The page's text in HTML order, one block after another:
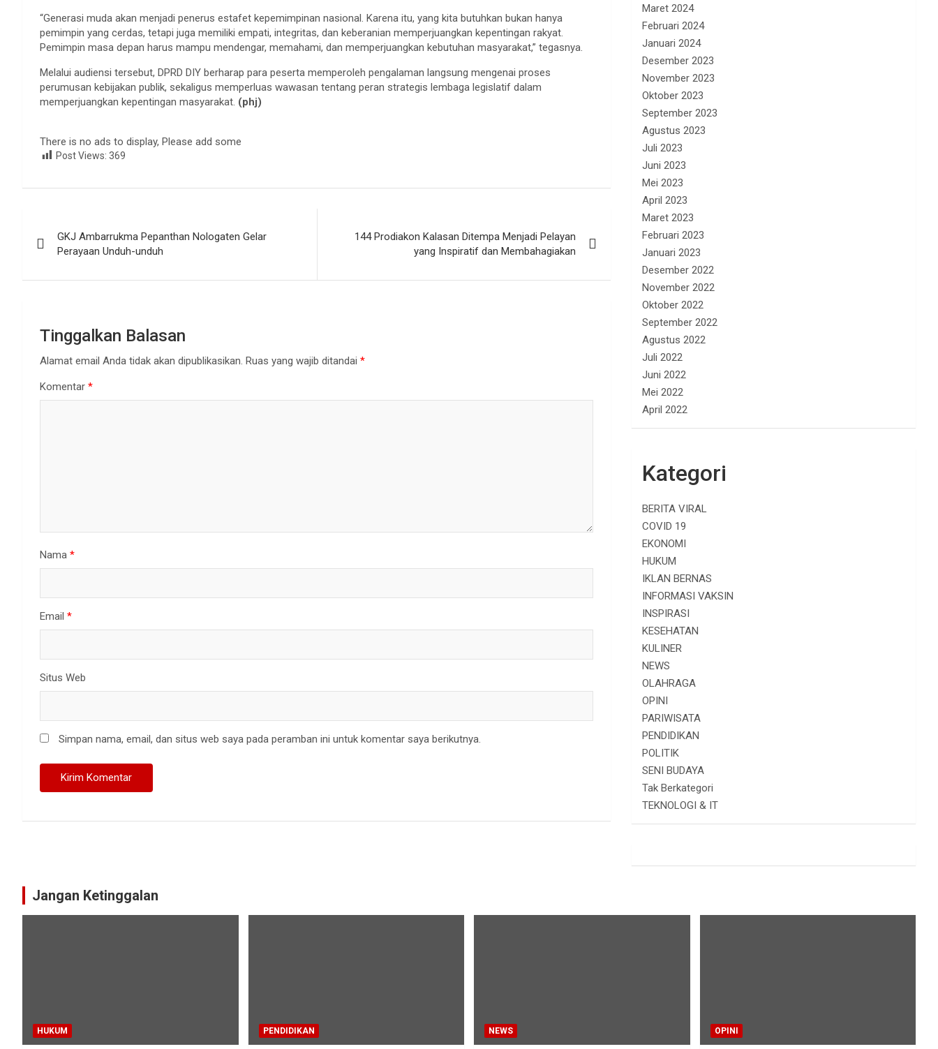
“Generasi muda akan menjadi penerus estafet kepemimpinan nasional. Karena itu, yang kita butuhkan bukan hanya
pemimpin yang cerdas, tetapi juga memiliki empati, integritas, dan keberanian memperjuangkan kepentingan rakyat.
Pemimpin masa depan harus mampu mendengar, memahami, dan memperjuangkan kebutuhan masyarakat,” tegasnya.
Melalui audiensi tersebut, DPRD DIY berharap para peserta memperoleh pengalaman langsung mengenai proses
perumusan kebijakan publik, sekaligus memperluas wawasan tentang peran strategis lembaga legislatif dalam
memperjuangkan kepentingan masyarakat. (phj)
There is no ads to display, Please add some
Post Views: 369
pos
GKJ Ambarrukma Pepanthan Nologaten Gelar
Perayaan Unduh-unduh
144 Prodiakon Kalasan Ditempa Menjadi Pelayan
yang Inspiratif dan Membahagiakan
Tinggalkan Balasan
Alamat email Anda tidak akan dipublikasikan. Ruas yang wajib ditandai *
Komentar *
Nama *
Email *
Situs Web
Simpan nama, email, dan situs web saya pada peramban ini untuk komentar saya berikutnya.
Maret 2024
Februari 2024
Januari 2024
Desember 2023
November 2023
Oktober 2023
September 2023
Agustus 2023
Juli 2023
Juni 2023
Mei 2023
April 2023
Maret 2023
Februari 2023
Januari 2023
Desember 2022
November 2022
Oktober 2022
September 2022
Agustus 2022
Juli 2022
Juni 2022
Mei 2022
April 2022
Kategori
BERITA VIRAL
COVID 19
EKONOMI
HUKUM
IKLAN BERNAS
INFORMASI VAKSIN
INSPIRASI
KESEHATAN
KULINER
NEWS
OLAHRAGA
OPINI
PARIWISATA
PENDIDIKAN
POLITIK
SENI BUDAYA
Tak Berkategori
TEKNOLOGI & IT
Jangan Ketinggalan
HUKUM PENDIDIKAN NEWS OPINI